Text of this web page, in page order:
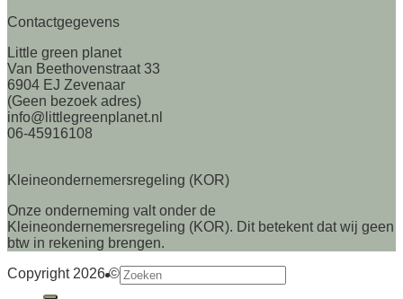
Contactgegevens
Little green planet
Van Beethovenstraat 33
6904 EJ Zevenaar
(Geen bezoek adres)
info@littlegreenplanet.nl
06-45916108
Kleineondernemersregeling (KOR)
Onze onderneming valt onder de
Kleineondernemersregeling (KOR). Dit betekent dat wij geen
btw in rekening brengen.
Copyright 2026 ©Zoeken
naar: